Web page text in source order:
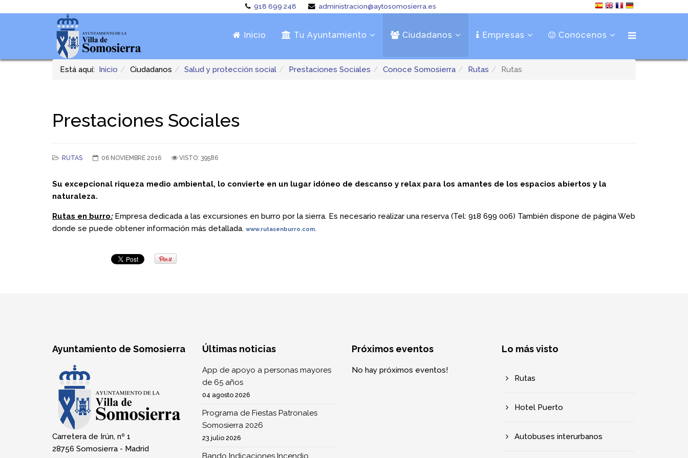
918 699 248 administracion@aytosomosierra.es
Inicio Tu Ayuntamiento Ciudadanos Empresas Conócenos
Está aquí: Inicio Ciudadanos Salud y protección social Prestaciones Sociales Conoce Somosierra Rutas Rutas
Prestaciones Sociales
RUTAS 06 NOVIEMBRE 2016 VISTO: 39586
Su excepcional riqueza medio ambiental, lo convierte en un lugar idóneo de descanso y relax para los amantes de los espacios abiertos y la
naturaleza.
Rutas en burro:Empresa dedicada a las excursiones en burro por la sierra. Es necesario realizar una reserva (Tel: 918 699 006) También dispone de página Web
donde se puede obtener información más detallada. www.rutasenburro.com.
Ayuntamiento de Somosierra
Carretera de Irún, nº 1
28756 Somosierra - Madrid
Últimas noticias
App de apoyo a personas mayores
de 65 años
04 agosto 2026
Programa de Fiestas Patronales
Somosierra 2026
23 julio 2026
Bando Indicaciones Incendio
Próximos eventos
No hay próximos eventos!
Lo más visto
Rutas
Hotel Puerto
Autobuses interurbanos